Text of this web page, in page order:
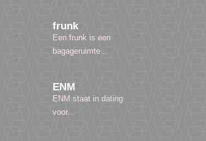
frunk
Een frunk is een
bagageruimte...
ENM
ENM staat in dating
voor...